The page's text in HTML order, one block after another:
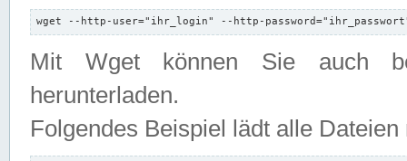
wget --http-user="ihr_login" --http-
Mit Wget können Sie auch
herunterladen.
Folgendes Beispiel lädt alle